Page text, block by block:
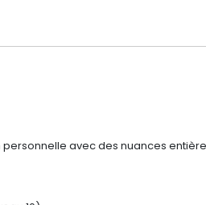
avec des nuances